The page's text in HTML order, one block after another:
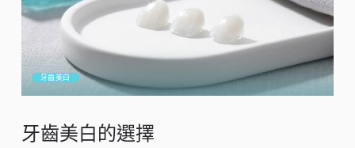
牙齒美白
牙齒美白的選擇